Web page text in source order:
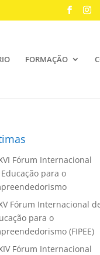
FORMAÇÃO
Fórum Internacional
para o
Fórum Internacional
para o
(FIPEE)
Fórum Internacional